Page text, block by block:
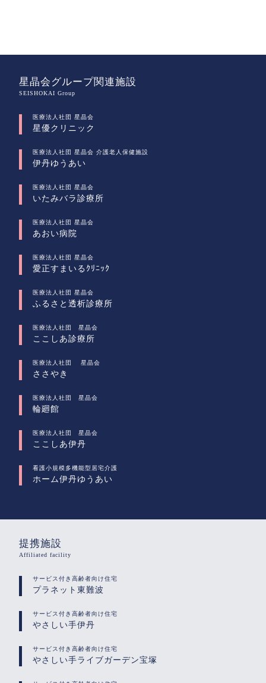
星晶会グループ関連施設
SEISHOKAI Group
医療法人社団 星晶会
星優クリニック
医療法人社団 星晶会 介護老人保健施設
伊丹ゆうあい
医療法人社団 星晶会
いたみバラ診療所
医療法人社団 星晶会
あおい病院
医療法人社団 星晶会
愛正すまいるｸﾘﾆｯｸ
医療法人社団 星晶会
ふるさと透析診療所
医療法人社団 星晶会
ここしあ診療所
医療法人社団 星晶会
ささやき
医療法人社団 星晶会
輪廻館
医療法人社団 星晶会
ここしあ伊丹
看護小規模多機能型居宅介護
ホーム伊丹ゆうあい
提携施設
Affiliated facility
サービス付き高齢者向け住宅
プラネット東難波
サービス付き高齢者向け住宅
やさしい手伊丹
サービス付き高齢者向け住宅
やさしい手ライブガーデン宝塚